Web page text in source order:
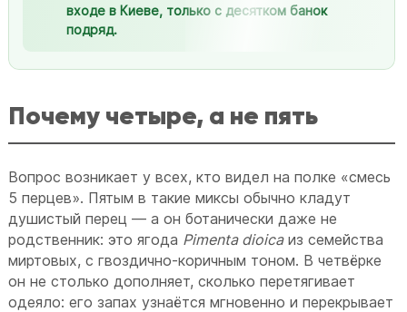
входе в Киеве, только с десятком банок
подряд.
Почему четыре, а не пять
Вопрос возникает у всех, кто видел на полке «смесь
5 перцев». Пятым в такие миксы обычно кладут
душистый перец — а он ботанически даже не
родственник: это ягода Pimenta dioicaиз семейства
миртовых, с гвоздично-коричным тоном. В четвёрке
он не столько дополняет, сколько перетягивает
одеяло: его запах узнаётся мгновенно и перекрывает